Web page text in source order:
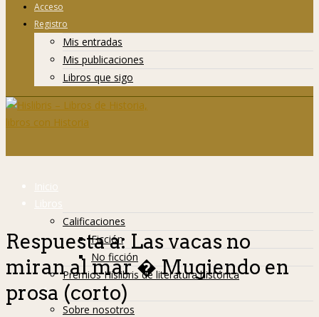
Acceso
Registro
Mis entradas
Mis publicaciones
Libros que sigo
Inicio
Libros
Calificaciones
Ficción
No ficción
Premios Hislibris de literatura histórica
Info
Sobre nosotros
Respuesta a: Las vacas no
miran al mar � Mugiendo en
prosa (corto)